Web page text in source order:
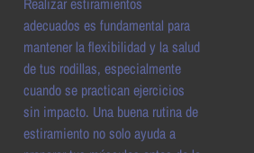
adecuados es fundamental para
mantener la flexibilidad y la salud
de tus rodillas, especialmente
cuando se practican ejercicios
sin impacto. Una buena rutina de
estiramiento no solo ayuda a